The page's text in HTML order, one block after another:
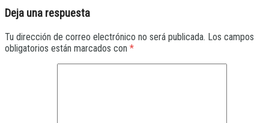
Deja una respuesta
Tu dirección de correo electrónico no será publicada. Los campos
obligatorios están marcados con *